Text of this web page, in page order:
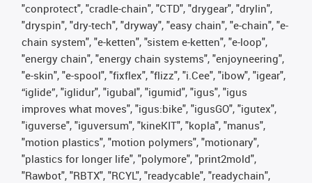
"conprotect", "cradle-chain", "CTD", "drygear", "drylin",
"dryspin", "dry-tech", "dryway", "easy chain", "e-chain", "e-
chain system", "e-ketten", "sistem e-ketten", "e-loop",
"energy chain", "energy chain systems", "enjoyneering",
"e-skin", "e-spool", "fixflex", "flizz", "i.Cee", "ibow", "igear",
“iglide”, "iglidur", "igubal", "igumid", "igus", "igus
improves what moves", "igus:bike", "igusGO", "igutex",
"iguverse", "iguversum", "kineKIT", "kopla", "manus",
"motion plastics", "motion polymers", "motionary",
"plastics for longer life", "polymore", "print2mold",
"Rawbot", "RBTX", "RCYL", "readycable", "readychain",